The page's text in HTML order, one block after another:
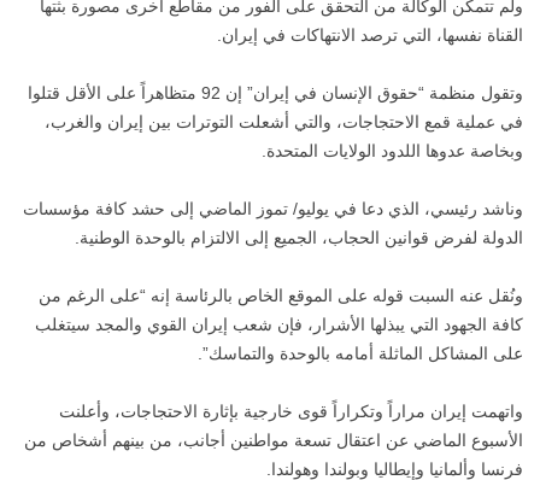
ولم تتمكن الوكالة من التحقق على الفور من مقاطع أخرى مصورة بثتها
القناة نفسها، التي ترصد الانتهاكات في إيران.
وتقول منظمة “حقوق الإنسان في إيران” إن 92 متظاهراً على الأقل قتلوا
في عملية قمع الاحتجاجات، والتي أشعلت التوترات بين إيران والغرب،
وبخاصة عدوها اللدود الولايات المتحدة.
وناشد رئيسي، الذي دعا في يوليو/ تموز الماضي إلى حشد كافة مؤسسات
الدولة لفرض قوانين الحجاب، الجميع إلى الالتزام بالوحدة الوطنية.
ونُقل عنه السبت قوله على الموقع الخاص بالرئاسة إنه “على الرغم من
كافة الجهود التي يبذلها الأشرار، فإن شعب إيران القوي والمجد سيتغلب
على المشاكل الماثلة أمامه بالوحدة والتماسك”.
واتهمت إيران مراراً وتكراراً قوى خارجية بإثارة الاحتجاجات، وأعلنت
الأسبوع الماضي عن اعتقال تسعة مواطنين أجانب، من بينهم أشخاص من
فرنسا وألمانيا وإيطاليا وبولندا وهولندا.